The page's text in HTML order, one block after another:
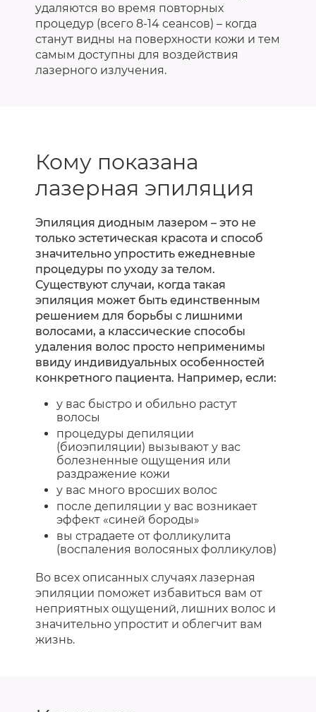
удаляются во время повторных
процедур (всего 8-14 сеансов) – когда
станут видны на поверхности кожи и тем
самым доступны для воздействия
лазерного излучения.
Кому показана
лазерная эпиляция
Эпиляция диодным лазером – это не
только эстетическая красота и способ
значительно упростить ежедневные
процедуры по уходу за телом.
Существуют случаи, когда такая
эпиляция может быть единственным
решением для борьбы с лишними
волосами, а классические способы
удаления волос просто неприменимы
ввиду индивидуальных особенностей
конкретного пациента. Например, если:
у вас быстро и обильно растут
волосы
процедуры депиляции
(биоэпиляции) вызывают у вас
болезненные ощущения или
раздражение кожи
у вас много вросших волос
после депиляции у вас возникает
эффект «синей бороды»
вы страдаете от фолликулита
(воспаления волосяных фолликулов)
Во всех описанных случаях лазерная
эпиляции поможет избавиться вам от
неприятных ощущений, лишних волос и
значительно упростит и облегчит вам
жизнь.